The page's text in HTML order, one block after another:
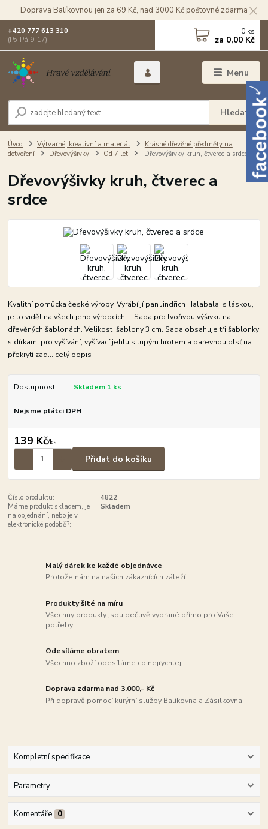
Doprava Balíkovnou jen za 69 Kč, nad 3000 Kč poštovné zdarma
Menu
Hledat
+420 777 613 310
(Po-Pá 9-17)
0 ks
za 0,00 Kč
Úvod Výtvarné, kreativní a materiál
Krásné dřevěné předměty na
dotvoření
Dřevovýšivky Od 7 let Dřevovýšivky kruh, čtverec a srdce
Dřevovýšivky kruh, čtverec a
srdce
Kvalitní pomůcka české výroby. Vyrábí jí pan Jindřich Halabala, s láskou,
je to vidět na všech jeho výrobcích. Sada pro tvořivou výšivku na
dřevěných šablonách. Velikost šablony 3 cm. Sada obsahuje tři šablonky
s dírkami pro vyšívání, vyšívací jehlu s tupým hrotem a barevnou plsť na
překrytí zad... celý popis
Dostupnost Skladem 1 ks
Nejsme plátci DPH
139 Kč/ks
Přidat do košíku
Číslo produktu:
4822
Máme produkt skladem, je
na objednání, nebo je v
elektronické podobě?:
Skladem
Malý dárek ke každé objednávce
Protože nám na našich zákaznících záleží
Produkty šité na míru
Všechny produkty jsou pečlivě vybrané přímo pro Vaše
potřeby
Odesíláme obratem
Všechno zboží odesíláme co nejrychleji
Doprava zdarma nad 3.000,- Kč
Při dopravě pomocí kurýrní služby Balíkovna a Zásilkovna
Kompletní specifikace
Parametry
Komentáře 0